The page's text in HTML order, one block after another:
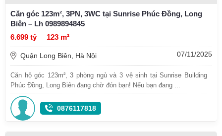
Căn góc 123m², 3PN, 3WC tại Sunrise Phúc Đồng, Long
Biên – Lh 0989894845
6.699 tỷ
123 m²
Quận Long Biên, Hà Nội 07/11/2025
Căn hộ góc 123m², 3 phòng ngủ và 3 vệ sinh tại Sunrise Building
Phúc Đồng, Long Biên đang chờ đón bạn! Nếu bạn đang ...
0876117818